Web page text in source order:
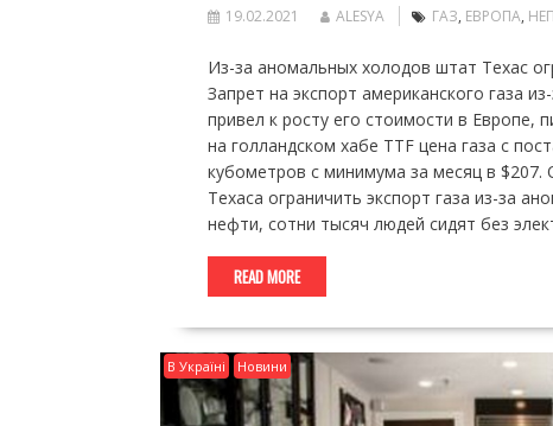
19.02.2021 ALESYA ГАЗ, ЕВРОПА,
Из-за аномальных холодов штат Техас
Запрет на экспорт американского газа
привел к росту его стоимости в Европе,
на голландском хабе TTF цена газа с
кубометров с минимума за месяц в
Техаса ограничить экспорт газа из-за
нефти, сотни тысяч людей сидят без
READ MORE
В Україні Новини